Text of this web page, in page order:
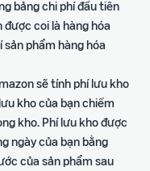
bảng chi phí đầu tiên
được coi là hàng hóa
sản phẩm hàng hóa
sẽ tính phí lưu kho
kho của bạn chiếm
kho. Phí lưu kho được
ngày của bạn bằng
của sản phẩm sau